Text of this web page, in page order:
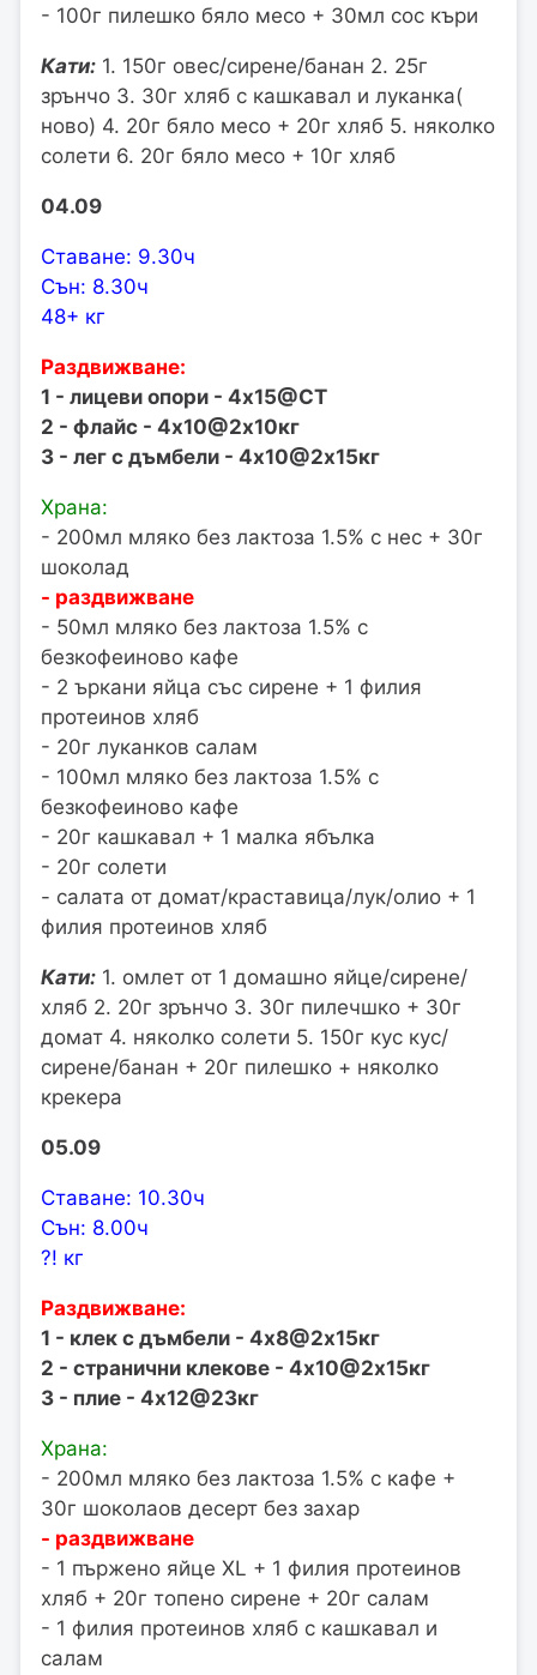
- 100г пилешко бяло месо + 30мл сос къри
Кати: 1. 150г овес/сирене/банан 2. 25г
зрънчо 3. 30г хляб с кашкавал и луканка(
ново) 4. 20г бяло месо + 20г хляб 5. няколко
солети 6. 20г бяло месо + 10г хляб
04.09
Ставане: 9.30ч
Сън: 8.30ч
48+ кг
Раздвижване:
1 - лицеви опори - 4х15@СТ
2 - флайс - 4х10@2х10кг
3 - лег с дъмбели - 4х10@2х15кг
Храна:
- 200мл мляко без лактоза 1.5% с нес + 30г
шоколад
- раздвижване
- 50мл мляко без лактоза 1.5% с
безкофеиново кафе
- 2 ъркани яйца със сирене + 1 филия
протеинов хляб
- 20г луканков салам
- 100мл мляко без лактоза 1.5% с
безкофеиново кафе
- 20г кашкавал + 1 малка ябълка
- 20г солети
- салата от домат/краставица/лук/олио + 1
филия протеинов хляб
Кати: 1. омлет от 1 домашно яйце/сирене/
хляб 2. 20г зрънчо 3. 30г пилечшко + 30г
домат 4. няколко солети 5. 150г кус кус/
сирене/банан + 20г пилешко + няколко
крекера
05.09
Ставане: 10.30ч
Сън: 8.00ч
?! кг
Раздвижване:
1 - клек с дъмбели - 4х8@2х15кг
2 - странични клекове - 4х10@2х15кг
3 - плие - 4х12@23кг
Храна:
- 200мл мляко без лактоза 1.5% с кафе +
30г шоколаов десерт без захар
- раздвижване
- 1 пържено яйце XL + 1 филия протеинов
хляб + 20г топено сирене + 20г салам
- 1 филия протеинов хляб с кашкавал и
салам